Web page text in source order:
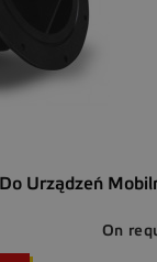
Urządzeń
On